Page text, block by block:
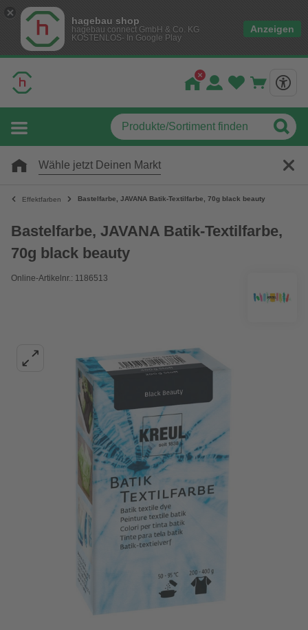
hagebau shop
hagebau connect GmbH & Co. KG
KOSTENLOS- In Google Play
Anzeigen
Wähle jetzt Deinen Markt
Effektfarben Bastelfarbe, JAVANA Batik-Textilfarbe, 70g black beauty
Bastelfarbe, JAVANA Batik-Textilfarbe,
70g black beauty
Online-Artikelnr.: 1186513